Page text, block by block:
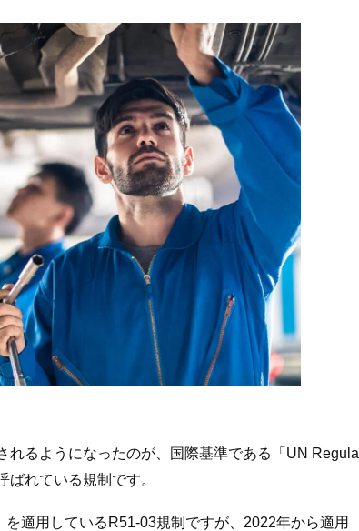
るようになったのが、国際基準である「UN Regula
れている規制です。
を適用しているR51-03規制ですが、2022年から適用